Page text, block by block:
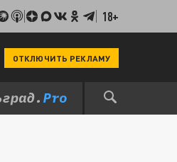
18+
ОТКЛЮЧИТЬ РЕКЛАМУ